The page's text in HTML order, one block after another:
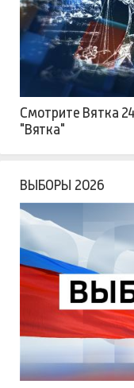
Смотрите Вятка
"Вятка"
ВЫБОРЫ 2026